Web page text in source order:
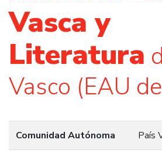
Vasca y
Literatura
Vasco (EAU
Comunidad Autónoma País